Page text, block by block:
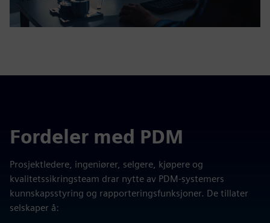
Fordeler med PDM
Prosjektledere, ingeniører, selgere, kjøpere og
kvalitetssikringsteam drar nytte av PDM-systemers
kunnskapsstyring og rapporteringsfunksjoner. De tillater
selskaper å: